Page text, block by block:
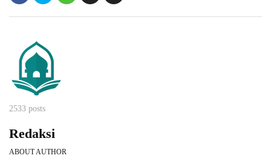
2533 posts
Redaksi
ABOUT AUTHOR